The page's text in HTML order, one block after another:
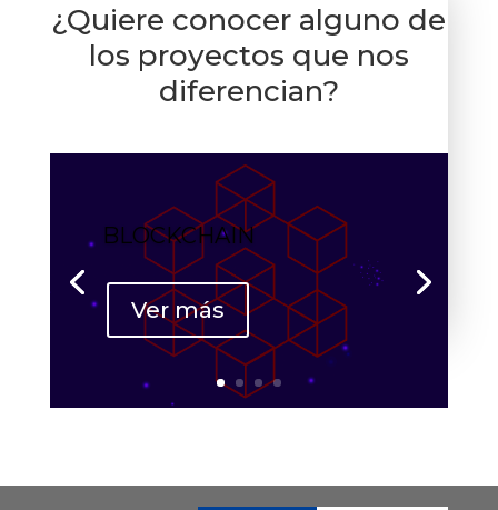
¿Quiere conocer alguno de
los proyectos que nos
diferencian?
BLOCKCHAIN
Ver más